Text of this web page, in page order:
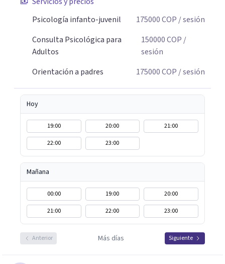
Psicología infanto-juvenil
175000COP / sesión
Consulta Psicológica para
Adultos
150000COP /
sesión
Orientación a padres
175000COP / sesión
Hoy
19:00 20:00
21:00
22:00
23:00
Mañana
00:00 19:00
20:00
21:00
22:00 23:00
Anterior Más días Siguiente